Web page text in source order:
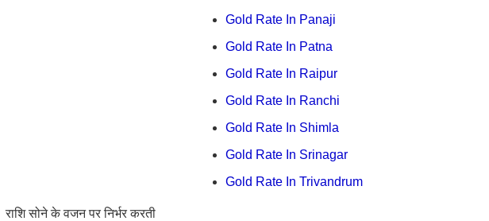
राशि सोने के वजन पर निर्भर करती
Gold Rate In Panaji
Gold Rate In Patna
Gold Rate In Raipur
Gold Rate In Ranchi
Gold Rate In Shimla
Gold Rate In Srinagar
Gold Rate In Trivandrum